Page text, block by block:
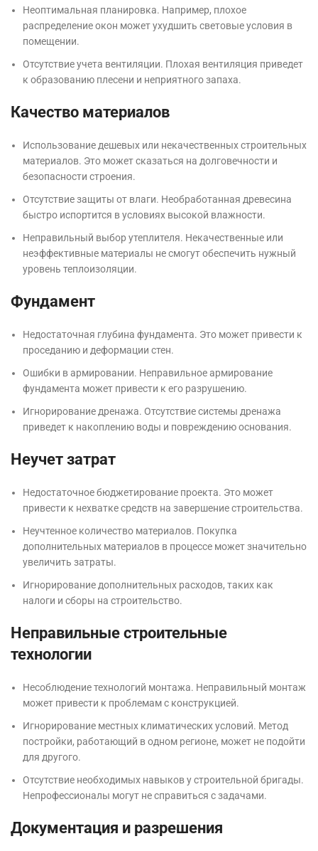
Неоптимальная планировка. Например, плохое
распределение окон может ухудшить световые условия в
помещении.
Отсутствие учета вентиляции. Плохая вентиляция приведет
к образованию плесени и неприятного запаха.
Качество материалов
Использование дешевых или некачественных строительных
материалов. Это может сказаться на долговечности и
безопасности строения.
Отсутствие защиты от влаги. Необработанная древесина
быстро испортится в условиях высокой влажности.
Неправильный выбор утеплителя. Некачественные или
неэффективные материалы не смогут обеспечить нужный
уровень теплоизоляции.
Фундамент
Недостаточная глубина фундамента. Это может привести к
проседанию и деформации стен.
Ошибки в армировании. Неправильное армирование
фундамента может привести к его разрушению.
Игнорирование дренажа. Отсутствие системы дренажа
приведет к накоплению воды и повреждению основания.
Неучет затрат
Недостаточное бюджетирование проекта. Это может
привести к нехватке средств на завершение строительства.
Неучтенное количество материалов. Покупка
дополнительных материалов в процессе может значительно
увеличить затраты.
Игнорирование дополнительных расходов, таких как
налоги и сборы на строительство.
Неправильные строительные
технологии
Несоблюдение технологий монтажа. Неправильный монтаж
может привести к проблемам с конструкцией.
Игнорирование местных климатических условий. Метод
постройки, работающий в одном регионе, может не подойти
для другого.
Отсутствие необходимых навыков у строительной бригады.
Непрофессионалы могут не справиться с задачами.
Документация и разрешения